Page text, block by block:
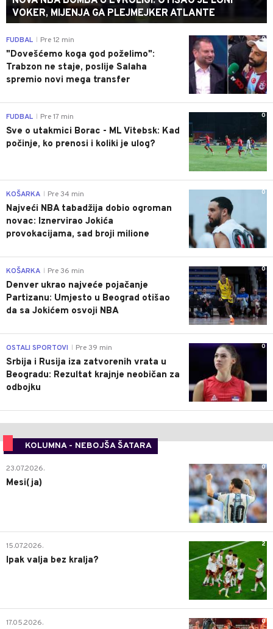
VOKER, MIJENJA GA PLEJMEJKER ATLANTE
0
FUDBAL Pre 12 min
"Dovešćemo koga god poželimo":
Trabzon ne staje, poslije Salaha
spremio novi mega transfer
0
FUDBAL Pre 17 min
Sve o utakmici Borac - ML Vitebsk: Kad
počinje, ko prenosi i koliki je ulog?
0
KOŠARKA Pre 34 min
Najveći NBA tabadžija dobio ogroman
novac: Iznervirao Jokića
provokacijama, sad broji milione
0
KOŠARKA Pre 36 min
Denver ukrao najveće pojačanje
Partizanu: Umjesto u Beograd otišao
da sa Jokićem osvoji NBA
0
OSTALI SPORTOVI Pre 39 min
Srbija i Rusija iza zatvorenih vrata u
Beogradu: Rezultat krajnje neobičan za
odbojku
KOLUMNA - NEBOJŠA ŠATARA
0
23.07.2026.
Mesi(ja)
2
15.07.2026.
Ipak valja bez kralja?
0
17.05.2026.